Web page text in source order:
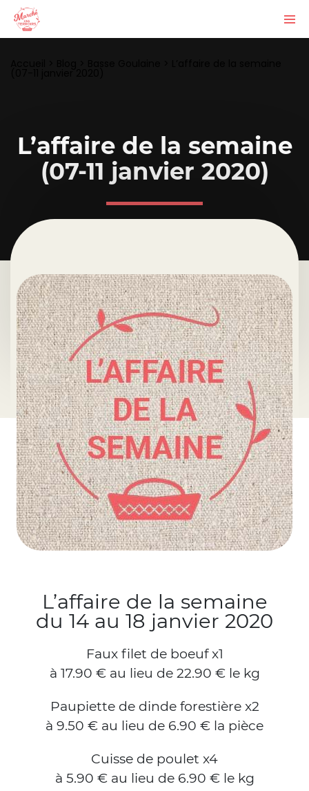
L’affaire de la semaine
(07-11 janvier 2020)
L’affaire de la semaine
du 14 au 18 janvier 2020
Faux filet de boeuf x1
à 17.90 € au lieu de 22.90 € le kg
Paupiette de dinde forestière x2
à 9.50 € au lieu de 6.90 € la pièce
Cuisse de poulet x4
à 5.90 € au lieu de 6.90 € le kg